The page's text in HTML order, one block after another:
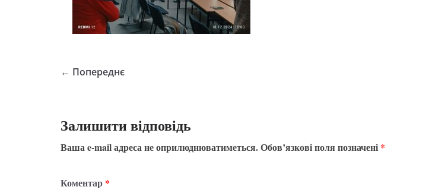
← Попереднє
Залишити відповідь
Ваша e-mail адреса не оприлюднюватиметься.Обов’язкові поля позначені *
Коментар *